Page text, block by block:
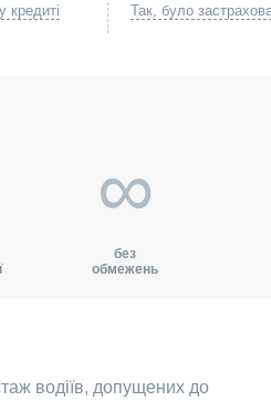
кредиті Так, було
∞
без
обмежень
водіїв, допущених до